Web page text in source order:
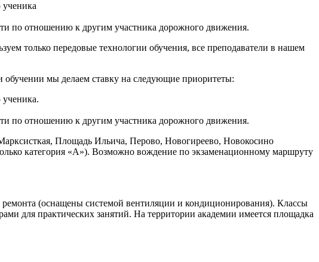
ученика
по отношению к другим участника дорожного движения.
только передовые технологии обучения, все преподаватели в нашем
мы делаем ставку на следующие приоритеты:
по отношению к другим участника дорожного движения.
Площадь Ильича, Перово, Новогиреево, Новокосино
категория «А»). Возможно вождение по экзаменационному маршруту
(оснащены системой вентиляции и кондиционирования). Классы
для практических занятий. На территории академии имеется площадка